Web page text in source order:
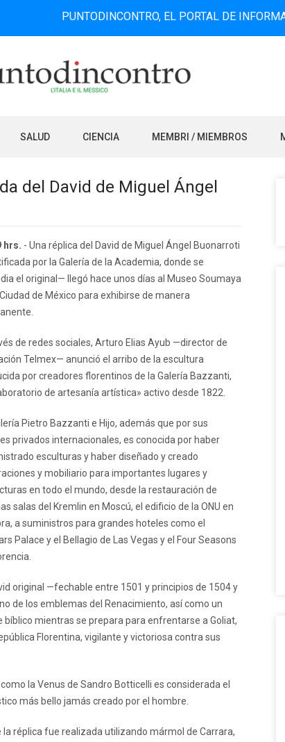
PUNTODINCONTRO, EL PORTAL DE
SALUD CIENCIA MEMBRI / MIEMBROS
del David de Miguel Ángel
hrs. - Una réplica del David de Miguel Ángel Buonarroti
por la Galería de la Academia, donde se
el original— llegó hace unos días al Museo Soumaya
de México para exhibirse de manera
de redes sociales, Arturo Elias Ayub —director de
Telmex— anunció el arribo de la escultura
por creadores florentinos de la Galería Bazzanti,
de artesanía artística» activo desde 1822.
Pietro Bazzanti e Hijo, además que por sus
privados internacionales, es conocida por haber
esculturas y haber diseñado y creado
y mobiliario para importantes lugares y
en todo el mundo, desde la restauración de
salas del Kremlin en Moscú, el edificio de la ONU en
a suministros para grandes hoteles como el
Palace y el Bellagio de Las Vegas y el Four Seasons
original —fechable entre 1501 y principios de 1504 y
de los emblemas del Renacimiento, así como un
mientras se prepara para enfrentarse a Goliat,
Florentina, vigilante y victoriosa contra sus
la Venus de Sandro Botticelli es considerada el
más bello jamás creado por el hombre.
réplica fue realizada utilizando mármol de Carrara,